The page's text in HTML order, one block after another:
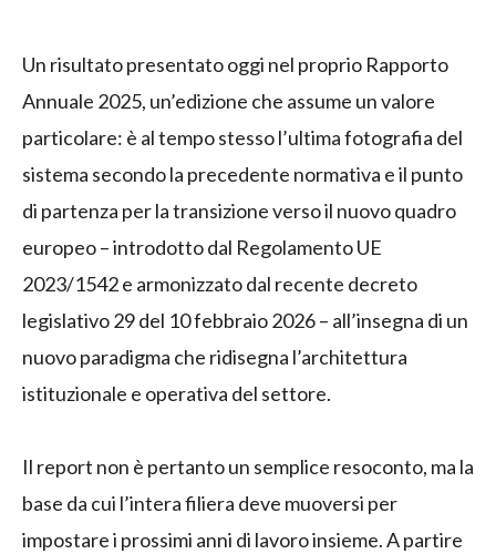
Un risultato presentato oggi nel proprio Rapporto
Annuale 2025, un’edizione che assume un valore
particolare: è al tempo stesso l’ultima fotografia del
sistema secondo la precedente normativa e il punto
di partenza per la transizione verso il nuovo quadro
europeo – introdotto dal Regolamento UE
2023/1542 e armonizzato dal recente decreto
legislativo 29 del 10 febbraio 2026 – all’insegna di un
nuovo paradigma che ridisegna l’architettura
istituzionale e operativa del settore.
Il report non è pertanto un semplice resoconto, ma la
base da cui l’intera filiera deve muoversi per
impostare i prossimi anni di lavoro insieme. A partire